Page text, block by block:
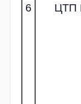
6 ЦТП